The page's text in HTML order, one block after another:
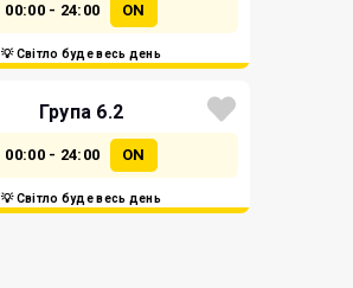
00:00 - 24:00 ON
💡 Світло буде весь день
Група 6.2
00:00 - 24:00 ON
💡 Світло буде весь день